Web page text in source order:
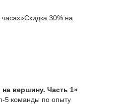
Скидка 30% на
на вершину. Часть 1»
5 команды по опыту